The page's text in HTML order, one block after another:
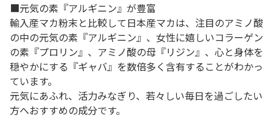
■元気の素『アルギニン』が豊富
輸入産マカ粉末と比較して日本産マカは、注目のアミノ酸
の中の元気の素『アルギニン』、女性に嬉しいコラーゲン
の素『プロリン』、アミノ酸の母『リジン』、心と身体を
穏やかにする『ギャバ』を数倍多く含有することがわかっ
ています。
元気にあふれ、活力みなぎり、若々しい毎日を過ごしたい
方へおすすめの成分です。